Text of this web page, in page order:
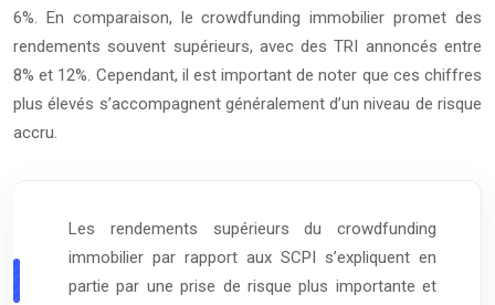
6%. En comparaison, le crowdfunding immobilier promet des
rendements souvent supérieurs, avec des TRI annoncés entre
8% et 12%. Cependant, il est important de noter que ces chiffres
plus élevés s’accompagnent généralement d’un niveau de risque
accru.
Les rendements supérieurs du crowdfunding
immobilier par rapport aux SCPI s’expliquent en
partie par une prise de risque plus importante et